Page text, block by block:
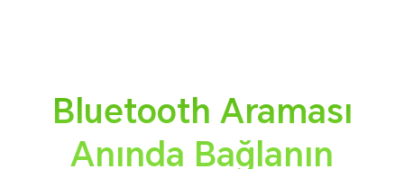
Bluetooth Araması
Anında Bağlanın